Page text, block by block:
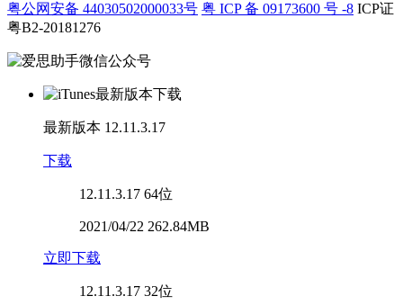
粤公网安备 44030502000033号 粤 ICP 备 09173600 号 -8 ICP证
粤B2-20181276
最新版本 12.11.3.17
下载
12.11.3.17 64位
2021/04/22 262.84MB
立即下载
12.11.3.17 32位